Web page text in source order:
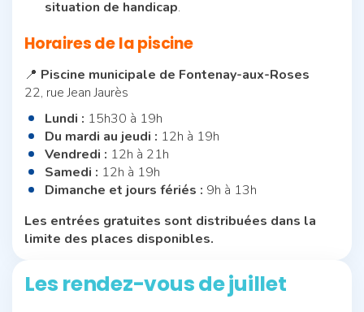
situation de handicap.
Horaires de la piscine
📍 Piscine municipale de Fontenay-aux-Roses
22, rue Jean Jaurès
Lundi : 15h30 à 19h
Du mardi au jeudi : 12h à 19h
Vendredi : 12h à 21h
Samedi : 12h à 19h
Dimanche et jours fériés : 9h à 13h
Les entrées gratuites sont distribuées dans la
limite des places disponibles.
Les rendez-vous de juillet